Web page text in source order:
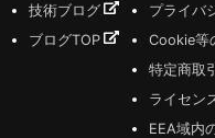
技術ブログ
ブログTOP
プライバ
Cookie等
特定商取
ライセン
EEA域内